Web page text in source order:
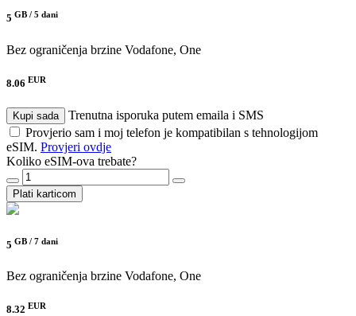
5 GB / 5 dani
Bez ograničenja brzine Vodafone, One
8.06 EUR
Kupi sada
Trenutna isporuka putem emaila i SMS
Provjerio sam i moj telefon je kompatibilan s tehnologijom
eSIM. Provjeri ovdje
Koliko eSIM-ova trebate?
Plati karticom
5 GB / 7 dani
Bez ograničenja brzine Vodafone, One
8.32 EUR